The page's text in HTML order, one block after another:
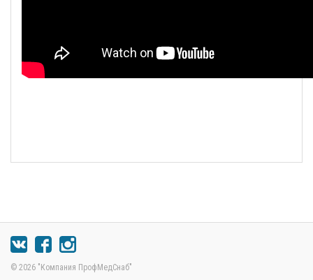
© 2026 "Компания ПрофМедСнаб"